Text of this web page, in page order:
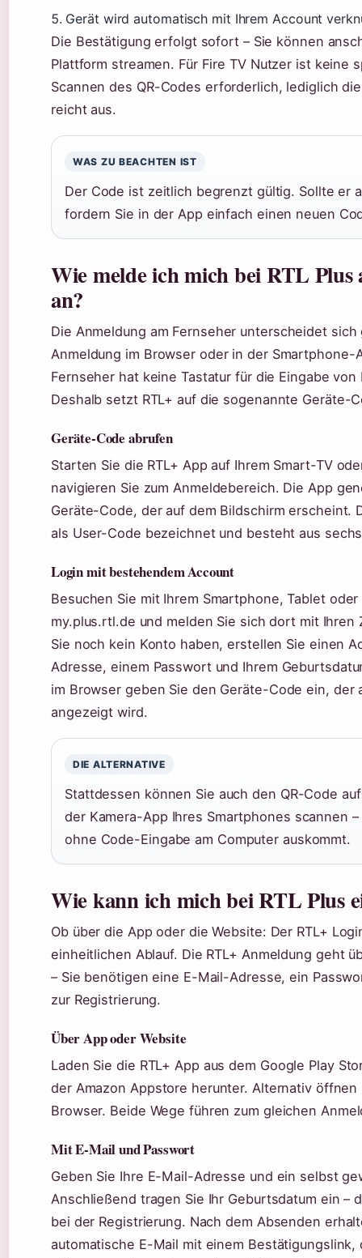
Gerät wird automatisch mit Ihrem Account
Die Bestätigung erfolgt sofort – Sie können
Plattform streamen. Für Fire TV Nutzer ist keine
Scannen des QR-Codes erforderlich, lediglich
reicht aus.
WAS ZU BEACHTEN IST
Der Code ist zeitlich begrenzt gültig. Sollte er
fordern Sie in der App einfach einen neuen
Wie melde ich mich bei RTL Plus
an?
Die Anmeldung am Fernseher unterscheidet
Anmeldung im Browser oder in der Smartphone-
Fernseher hat keine Tastatur für die Eingabe
Deshalb setzt RTL+ auf die sogenannte Geräte-
Geräte-Code abrufen
Starten Sie die RTL+ App auf Ihrem Smart-TV
navigieren Sie zum Anmeldebereich. Die App
Geräte-Code, der auf dem Bildschirm erscheint.
als User-Code bezeichnet und besteht aus
Login mit bestehendem Account
Besuchen Sie mit Ihrem Smartphone, Tablet
my.plus.rtl.de und melden Sie sich dort mit Ihren
Sie noch kein Konto haben, erstellen Sie einen
Adresse, einem Passwort und Ihrem
im Browser geben Sie den Geräte-Code ein, der
angezeigt wird.
DIE ALTERNATIVE
Stattdessen können Sie auch den QR-Code
der Kamera-App Ihres Smartphones scannen
ohne Code-Eingabe am Computer auskommt.
Wie kann ich mich bei RTL Plus
Ob über die App oder die Website: Der RTL+
einheitlichen Ablauf. Die RTL+ Anmeldung geht
– Sie benötigen eine E-Mail-Adresse, ein
zur Registrierung.
Über App oder Website
Laden Sie die RTL+ App aus dem Google Play
der Amazon Appstore herunter. Alternativ
Browser. Beide Wege führen zum gleichen
Mit E-Mail und Passwort
Geben Sie Ihre E-Mail-Adresse und ein selbst
Anschließend tragen Sie Ihr Geburtsdatum ein –
bei der Registrierung. Nach dem Absenden
automatische E-Mail mit einem Bestätigungslink,